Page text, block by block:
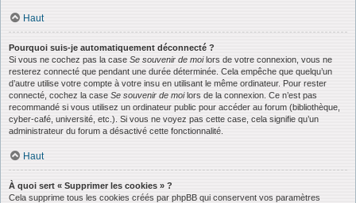
Haut
Pourquoi suis-je automatiquement déconnecté ?
Si vous ne cochez pas la case Se souvenir de moilors de votre connexion, vous ne
resterez connecté que pendant une durée déterminée. Cela empêche que quelqu’un
d’autre utilise votre compte à votre insu en utilisant le même ordinateur. Pour rester
connecté, cochez la case Se souvenir de moilors de la connexion. Ce n’est pas
recommandé si vous utilisez un ordinateur public pour accéder au forum (bibliothèque,
cyber-café, université, etc.). Si vous ne voyez pas cette case, cela signifie qu’un
administrateur du forum a désactivé cette fonctionnalité.
Haut
À quoi sert « Supprimer les cookies » ?
Cela supprime tous les cookies créés par phpBB qui conservent vos paramètres